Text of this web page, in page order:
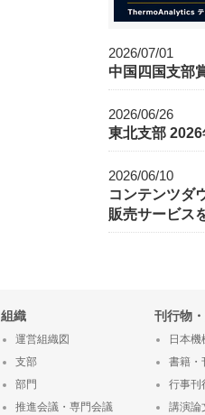
2026/07/01
中国四国支部
2026/06/26
東北支部
2026/06/10
コンテンツダ
販売サービス
組織
運営組織図
支部
部門
推進会議・専門会議
刊行物
日本機
書籍・
行事刊
講演論